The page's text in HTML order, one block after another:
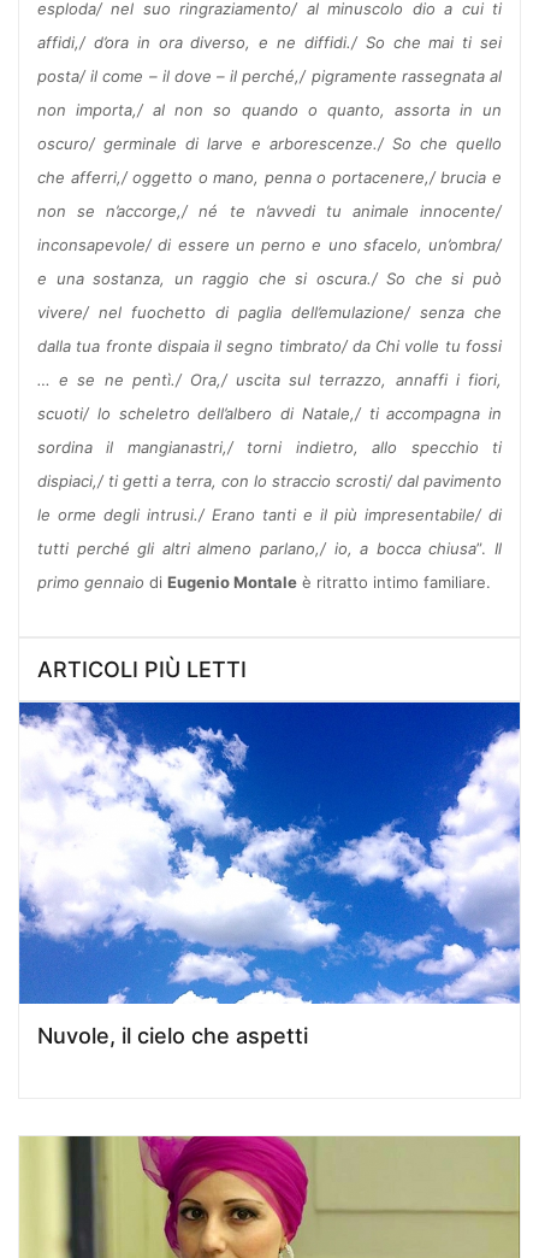
esploda/ nel suo ringraziamento/ al minuscolo dio a cui ti
affidi,/ d’ora in ora diverso, e ne diffidi./ So che mai ti sei
posta/ il come – il dove – il perché,/ pigramente rassegnata al
non importa,/ al non so quando o quanto, assorta in un
oscuro/ germinale di larve e arborescenze./ So che quello
che afferri,/ oggetto o mano, penna o portacenere,/ brucia e
non se n’accorge,/ né te n’avvedi tu animale innocente/
inconsapevole/ di essere un perno e uno sfacelo, un’ombra/
e una sostanza, un raggio che si oscura./ So che si può
vivere/ nel fuochetto di paglia dell’emulazione/ senza che
dalla tua fronte dispaia il segno timbrato/ da Chi volle tu fossi
… e se ne pentì./ Ora,/ uscita sul terrazzo, annaffi i fiori,
scuoti/ lo scheletro dell’albero di Natale,/ ti accompagna in
sordina il mangianastri,/ torni indietro, allo specchio ti
dispiaci,/ ti getti a terra, con lo straccio scrosti/ dal pavimento
le orme degli intrusi./ Erano tanti e il più impresentabile/ di
tutti perché gli altri almeno parlano,/ io, a bocca chiusa”.Il
primo gennaio di Eugenio Montale è ritratto intimo familiare.
ARTICOLI PIÙ LETTI
Nuvole, il cielo che aspetti